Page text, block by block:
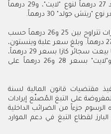
أما أسعار سجائر جولواز فجاءت عند 27 درهماً لنوع "لايت"، و29 درهماً
جولد" 30 درهماً.
كما عرفت أسعار علب فورتونا تغييرات تتراوح بين 25 و26 درهماً حسب
النوع، وعلب إل آند إم إنتنس بسعر 27 درهماً. وبلغ سعر علبة وينستون،
بأنواعها "بلو" و"ريد"، 34 درهماً، بينما بيعت سجائر كازا بسعر 29 درهماً،
وسجائر ماركيز بنوعيها "كلاسيك" و"لايت" بسعر 28 و26 درهماً على
مقتضيات قانون المالية لسنة
على التبغ المُصنّع إيرادات
هذه الرسوم جزءاً من الضرائب الداخلية
لقطاع التبغ في دعم الموارد